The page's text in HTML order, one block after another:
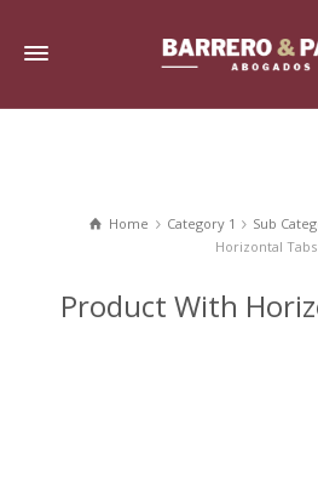
Home Category 1 Sub
Horizontal Tabs
Product With